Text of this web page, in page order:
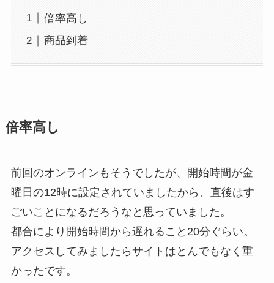
倍率高し
商品到着
倍率高し
前回のオンラインもそうでしたが、開始時間が金
曜日の12時に設定されていましたから、直後はす
ごいことになるだろうなと思っていました。
都合により開始時間から遅れること20分ぐらい。
アクセスしてみましたらサイトはとんでもなく重
かったです。